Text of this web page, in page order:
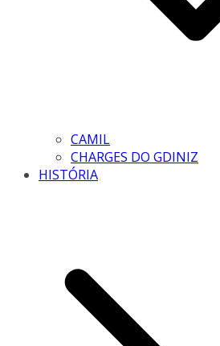
CAMIL
CHARGES DO GDINIZ
HISTÓRIA